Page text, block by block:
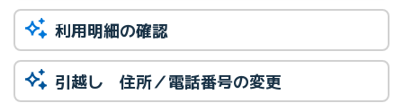
利用明細の確認
引越し 住所／電話番号の変更